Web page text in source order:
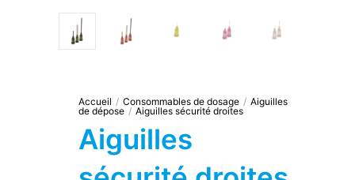
Accueil / Consommables de dosage / Aiguilles
de dépose / Aiguilles sécurité droites
Aiguilles